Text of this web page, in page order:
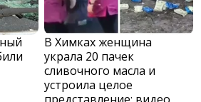
В Химках женщина
украла 20 пачек
сливочного масла и
устроила целое